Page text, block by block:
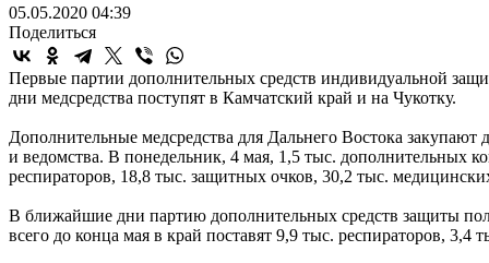
05.05.2020 04:39
Поделиться
Первые партии дополнительных средств индивидуальной
дни медсредства поступят в Камчатский край и на Чукотку.
Дополнительные медсредства для Дальнего Востока
и ведомства. В понедельник, 4 мая, 1,5 тыс. дополнительных
респираторов, 18,8 тыс. защитных очков, 30,2 тыс.
В ближайшие дни партию дополнительных средств защиты
всего до конца мая в край поставят 9,9 тыс. респираторов,